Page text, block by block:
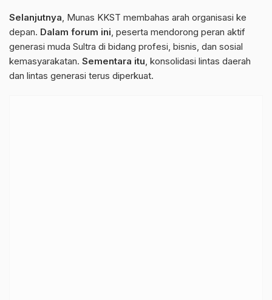
Selanjutnya, Munas KKST membahas arah organisasi ke
depan. Dalam forum ini, peserta mendorong peran aktif
generasi muda Sultra di bidang profesi, bisnis, dan sosial
kemasyarakatan. Sementara itu, konsolidasi lintas daerah
dan lintas generasi terus diperkuat.